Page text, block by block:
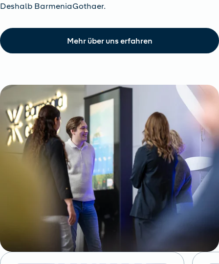
Deshalb BarmeniaGothaer.
Mehr über uns erfahren